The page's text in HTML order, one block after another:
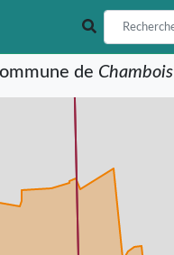
de Chambois